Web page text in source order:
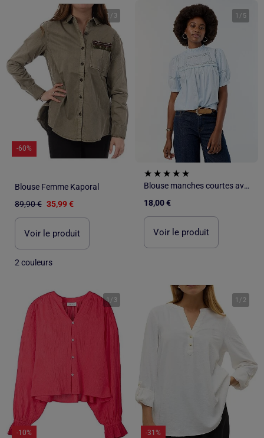
1 / 3
-60%
Blouse Femme Kaporal
89,90 € 35,99 €
Voir le produit
2 couleurs
1 / 5
Blouse manches courtes avec broderies
18,00 €
Voir le produit
1 / 3
-10%
1 / 2
-31%